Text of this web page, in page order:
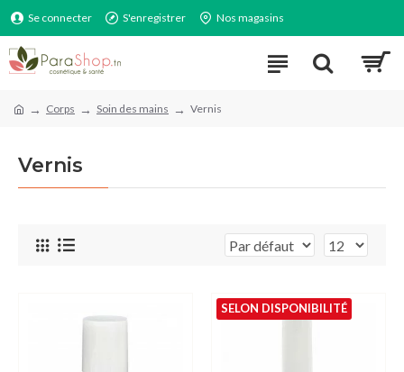
Se connecter S'enregistrer Nos magasins
Corps Soin des mains Vernis
Vernis
SELON DISPONIBILITÉ